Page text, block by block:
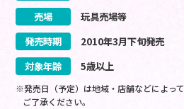
売場
玩具売場等
発売時期
2010年3月下旬発売
対象年齢
5歳以上
※発売日（予定）は地域・店舗などによっ
ご了承ください。